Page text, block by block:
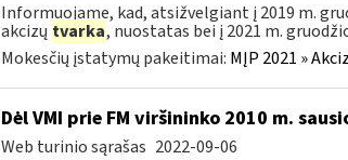
Informuojame, kad, atsižvelgiant į 2019 m.
akcizų tvarka, nuostatas bei į 2021 m.
Mokesčių įstatymų pakeitimai: MĮP 2021 »
Dėl VMI prie FM viršininko 2010 m.
Web turinio sąrašas 2022-09-06